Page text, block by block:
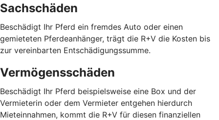
Sachschäden
Beschädigt Ihr Pferd ein fremdes Auto oder einen
gemieteten Pferdeanhänger, trägt die R+V die Kosten bis
zur vereinbarten Entschädigungssumme.
Vermögensschäden
Beschädigt Ihr Pferd beispielsweise eine Box und der
Vermieterin oder dem Vermieter entgehen hierdurch
Mieteinnahmen, kommt die R+V für diesen finanziellen